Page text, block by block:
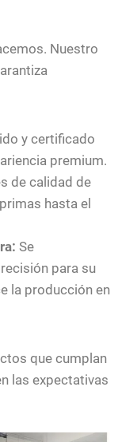
Nuestro
y certificado
premium.
de calidad de
hasta el
Se
para su
la producción en
que cumplan
las expectativas